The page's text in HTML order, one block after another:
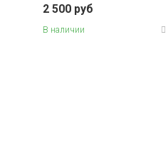
2 500 руб
В наличии